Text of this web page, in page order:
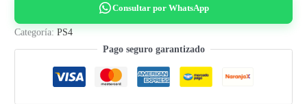
Consultar por WhatsApp
Categoría:PS4
Pago seguro garantizado